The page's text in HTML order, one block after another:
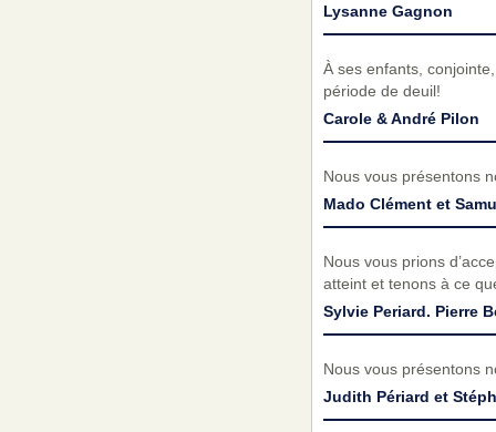
Lysanne Gagnon
À ses enfants,
période de deuil!
Carole & André Pilon
Nous vous présentons
Mado Clément et
Nous vous prions
atteint et tenons à ce
Sylvie Periard. Pierre
Nous vous présentons
Judith Périard et